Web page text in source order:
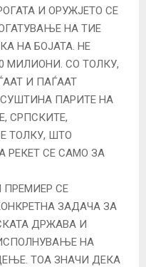
И ОРУЖЈЕТО СЕ
НА ТИЕ
НА БОЈАТА. НЕ
МИЛИОНИ. СО ТОЛКУ,
И ПАЃААТ
ПАРИТЕ НА
СРПСКИТЕ,
ТОЛКУ, ШТО
РЕКЕТ СЕ САМО ЗА
СЕ
ЗАДАЧА ЗА
ДРЖАВА И
НА
ТОА ЗНАЧИ ДЕКА